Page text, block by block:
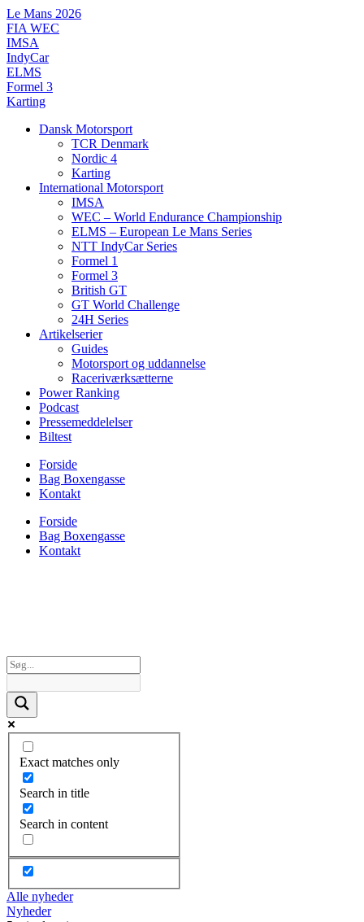
Videre
til
indhold
Le Mans 2026
FIA WEC
IMSA
IndyCar
ELMS
Formel 3
Karting
Dansk Motorsport
TCR Denmark
Nordic 4
Karting
International Motorsport
IMSA
WEC – World Endurance Championship
ELMS – European Le Mans Series
NTT IndyCar Series
Formel 1
Formel 3
British GT
GT World Challenge
24H Series
Artikelserier
Guides
Motorsport og uddannelse
Raceriværksætterne
Power Ranking
Podcast
Pressemeddelelser
Biltest
Forside
Bag Boxengasse
Kontakt
Forside
Bag Boxengasse
Kontakt
Exact matches only
Search in title
Search in content
Alle nyheder
Nyheder